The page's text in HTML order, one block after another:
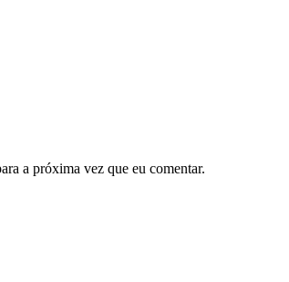
a próxima vez que eu comentar.